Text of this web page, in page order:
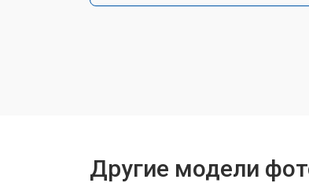
Другие модели